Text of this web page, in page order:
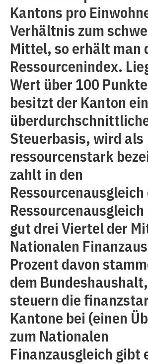
Kantons pro
Verhältnis zum
Mittel, so erhält man
Ressourcenindex.
Wert über 100
besitzt der Kanton
Steuerbasis, wird als
ressourcenstark
zahlt in den
Ressourcenausgleich
gut drei Viertel der
Nationalen
Prozent davon
dem
steuern die
Kantone bei (einen
zum Nationalen
Finanzausgleich gibt